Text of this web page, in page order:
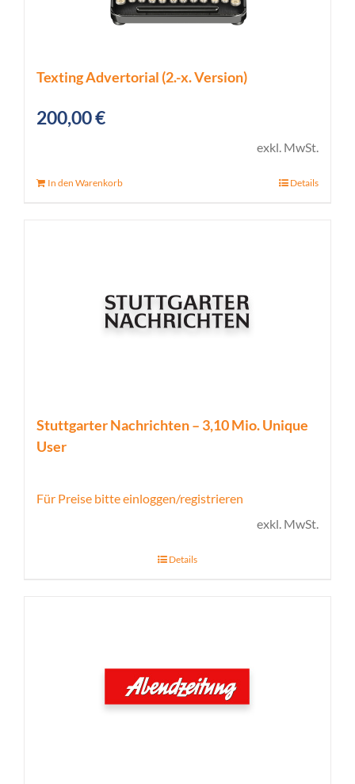
Texting Advertorial (2.-x. Version)
200,00€
exkl. MwSt.
In den Warenkorb Details
Stuttgarter Nachrichten – 3,10 Mio. Unique
User
Für Preise bitte einloggen/registrieren
exkl. MwSt.
Details